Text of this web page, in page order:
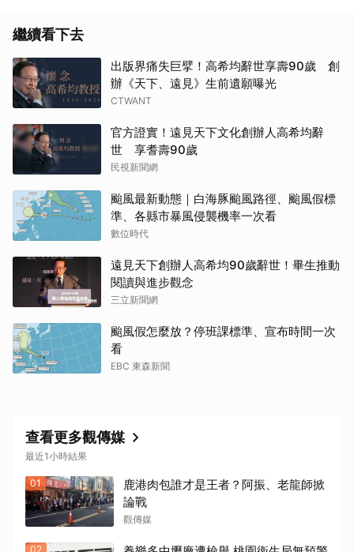
繼續看下去
出版界痛失巨擘！高希均辭世享壽90歲 創
辦《天下、遠見》生前遺願曝光
CTWANT
官方證實！遠見天下文化創辦人高希均辭
世 享耆壽90歲
民視新聞網
颱風最新動態｜白海豚颱風路徑、颱風假標
準、各縣市暴風侵襲機率一次看
數位時代
遠見天下創辦人高希均90歲辭世！畢生推動
閱讀與進步觀念
三立新聞網
颱風假怎麼放？停班課標準、宣布時間一次
看
EBC 東森新聞
查看更多觀傳媒
最近1小時結果
01
鹿港肉包誰才是王者？阿振、老龍師掀
論戰
觀傳媒
02